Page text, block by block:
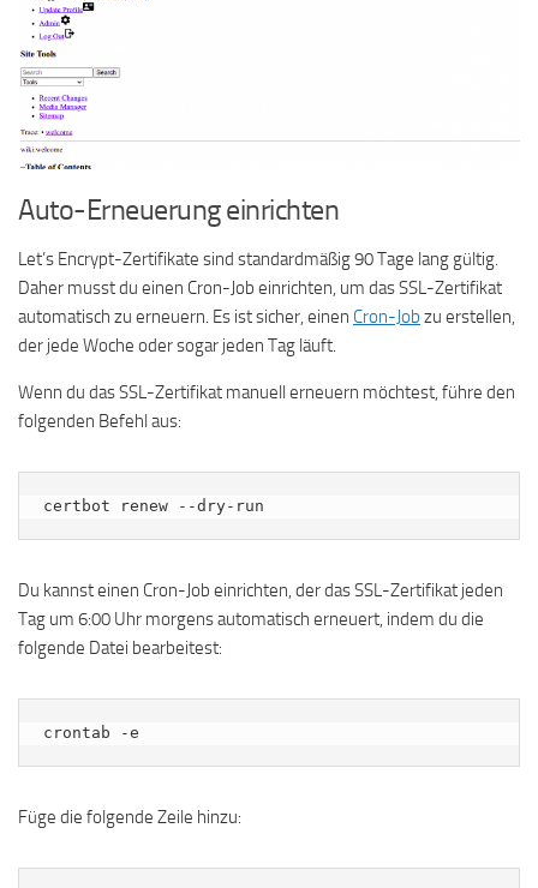
Auto-Erneuerung einrichten
Let’s Encrypt-Zertifikate sind standardmäßig 90 Tage lang gültig.
Daher musst du einen Cron-Job einrichten, um das SSL-Zertifikat
automatisch zu erneuern. Es ist sicher, einen Cron-Job zu erstellen,
der jede Woche oder sogar jeden Tag läuft.
Wenn du das SSL-Zertifikat manuell erneuern möchtest, führe den
folgenden Befehl aus:
certbot renew --dry-run
Du kannst einen Cron-Job einrichten, der das SSL-Zertifikat jeden
Tag um 6:00 Uhr morgens automatisch erneuert, indem du die
folgende Datei bearbeitest:
crontab -e
Füge die folgende Zeile hinzu: